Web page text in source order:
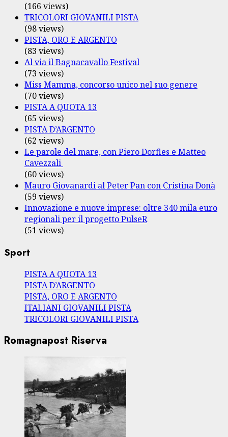
(166 views)
TRICOLORI GIOVANILI PISTA
(98 views)
PISTA, ORO E ARGENTO
(83 views)
Al via il Bagnacavallo Festival
(73 views)
Miss Mamma, concorso unico nel suo genere
(70 views)
PISTA A QUOTA 13
(65 views)
PISTA D’ARGENTO
(62 views)
Le parole del mare, con Piero Dorfles e Matteo
Cavezzali
(60 views)
Mauro Giovanardi al Peter Pan con Cristina Donà
(59 views)
Innovazione e nuove imprese: oltre 340 mila euro
regionali per il progetto PulseR
(51 views)
Sport
PISTA A QUOTA 13
PISTA D’ARGENTO
PISTA, ORO E ARGENTO
ITALIANI GIOVANILI PISTA
TRICOLORI GIOVANILI PISTA
Romagnapost Riserva